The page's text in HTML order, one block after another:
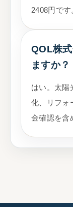
2408円です
QOL株
ますか？
はい。太陽
化、リフォ
金確認を含